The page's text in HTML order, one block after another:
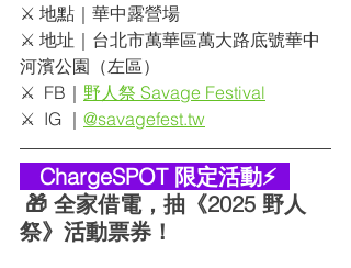
⚔︎ 地點｜華中露營場
⚔︎ 地址｜台北市萬華區萬大路底號華中
河濱公園（左區）
⚔︎  FB｜ 野人祭 Savage Festival
⚔︎  IG ｜ @savagefest.tw
   ChargeSPOT 限定活動⚡
🎁 全家借電，抽 《2025 野人
祭》活動票券 ！